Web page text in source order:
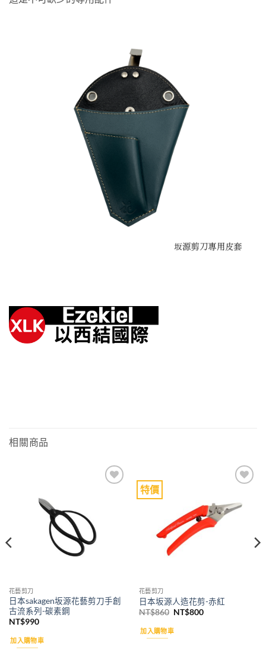
相關商品
花藝剪刀
日本sakagen坂源花藝剪刀手創
古流系列-碳素鋼
NT$990
加入購物車
特價
花藝剪刀
日本坂源人造花剪-赤紅
NT$860 原
價
格：
NT$800目
加入購物車